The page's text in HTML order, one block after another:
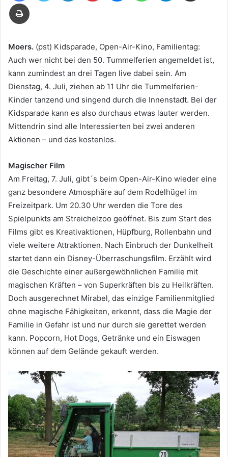
Drucken
Moers. (pst) Kidsparade, Open-Air-Kino, Familientag:
Auch wer nicht bei den 50. Tummelferien angemeldet ist,
kann zumindest an drei Tagen live dabei sein. Am
Dienstag, 4. Juli, ziehen ab 11 Uhr die Tummelferien-
Kinder tanzend und singend durch die Innenstadt. Bei der
Kidsparade kann es also durchaus etwas lauter werden.
Mittendrin sind alle Interessierten bei zwei anderen
Aktionen – und das kostenlos.
Magischer Film
Am Freitag, 7. Juli, gibt´s beim Open-Air-Kino wieder eine
ganz besondere Atmosphäre auf dem Rodelhügel im
Freizeitpark. Um 20.30 Uhr werden die Tore des
Spielpunkts am Streichelzoo geöffnet. Bis zum Start des
Films gibt es Kreativaktionen, Hüpfburg, Rollenbahn und
viele weitere Attraktionen. Nach Einbruch der Dunkelheit
startet dann ein Disney-Überraschungsfilm. Erzählt wird
die Geschichte einer außergewöhnlichen Familie mit
magischen Kräften – von Superkräften bis zu Heilkräften.
Doch ausgerechnet Mirabel, das einzige Familienmitglied
ohne magische Fähigkeiten, erkennt, dass die Magie der
Familie in Gefahr ist und nur durch sie gerettet werden
kann. Popcorn, Hot Dogs, Getränke und ein Eiswagen
können auf dem Gelände gekauft werden.